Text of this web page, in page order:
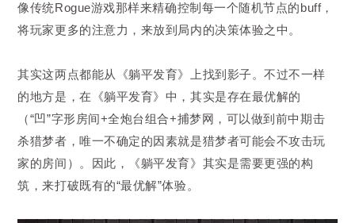
像传统Rogue游戏那样来精确控制每一个随机节点的buff，
将玩家更多的注意力，来放到局内的决策体验之中。
其实这两点都能从《躺平发育》上找到影子。不过不一样
的地方是，在《躺平发育》中，其实是存在最优解的
（“凹”字形房间+全炮台组合+捕梦网，可以做到前中期击
杀猎梦者，唯一不确定的因素就是猎梦者可能会不攻击玩
家的房间）。因此，《躺平发育》其实是需要更强的构
筑，来打破既有的“最优解”体验。